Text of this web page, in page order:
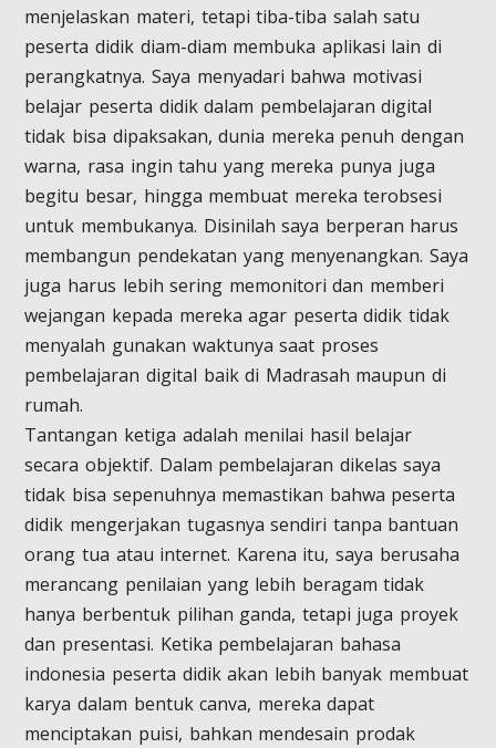
menjelaskan materi, tetapi tiba-tiba salah satu
peserta didik diam-diam membuka aplikasi lain di
perangkatnya. Saya menyadari bahwa motivasi
belajar peserta didik dalam pembelajaran digital
tidak bisa dipaksakan, dunia mereka penuh dengan
warna, rasa ingin tahu yang mereka punya juga
begitu besar, hingga membuat mereka terobsesi
untuk membukanya. Disinilah saya berperan harus
membangun pendekatan yang menyenangkan. Saya
juga harus lebih sering memonitori dan memberi
wejangan kepada mereka agar peserta didik tidak
menyalah gunakan waktunya saat proses
pembelajaran digital baik di Madrasah maupun di
rumah.
Tantangan ketiga adalah menilai hasil belajar
secara objektif. Dalam pembelajaran dikelas saya
tidak bisa sepenuhnya memastikan bahwa peserta
didik mengerjakan tugasnya sendiri tanpa bantuan
orang tua atau internet. Karena itu, saya berusaha
merancang penilaian yang lebih beragam tidak
hanya berbentuk pilihan ganda, tetapi juga proyek
dan presentasi. Ketika pembelajaran bahasa
indonesia peserta didik akan lebih banyak membuat
karya dalam bentuk canva, mereka dapat
menciptakan puisi, bahkan mendesain prodak